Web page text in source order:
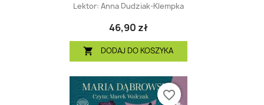
Lektor: Anna Dudziak-Klempka
46,90 zł
 DODAJ DO KOSZYKA
favorite_border